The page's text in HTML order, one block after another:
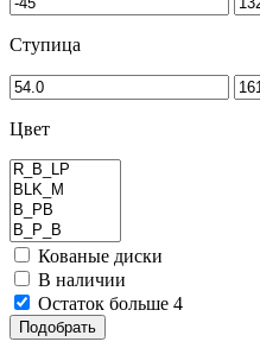
Ступица
Цвет
Кованые диски
В наличии
Остаток больше 4
Подобрать